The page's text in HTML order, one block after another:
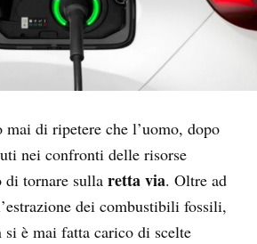
mai di ripetere che l’uomo, dopo
nei confronti delle risorse
di tornare sulla retta via. Oltre ad
dei combustibili fossili,
si è mai fatta carico di scelte